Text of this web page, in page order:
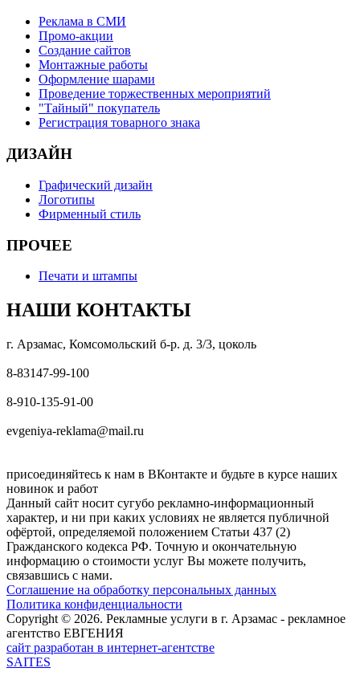
Реклама в СМИ
Промо-акции
Создание сайтов
Монтажные работы
Оформление шарами
Проведение торжественных мероприятий
"Тайный" покупатель
Регистрация товарного знака
ДИЗАЙН
Графический дизайн
Логотипы
Фирменный стиль
ПРОЧЕЕ
Печати и штампы
НАШИ КОНТАКТЫ
г. Арзамас, Комсомольский б-р. д. 3/3, цоколь
8-83147-99-100
8-910-135-91-00
evgeniya-reklama@mail.ru
присоединяйтесь к нам в ВКонтакте и будьте в курсе наших
новинок и работ
Данный сайт носит сугубо рекламно-информационный
характер, и ни при каких условиях не является публичной
офёртой, определяемой положением Статьи 437 (2)
Гражданского кодекса РФ. Точную и окончательную
информацию о стоимости услуг Вы можете получить,
связавшись с нами.
Соглашение на обработку персональных данных
Политика конфиденциальности
Copyright © 2026. Рекламные услуги в г. Арзамас - рекламное
агентство ЕВГЕНИЯ
сайт разработан в интернет-агентстве
SAITES